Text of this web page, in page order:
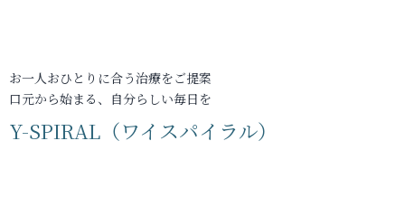
お一人おひとりに合う治療をご提案
口元から始まる、自分らしい毎日を
Y-SPIRAL（ワイスパイラル）